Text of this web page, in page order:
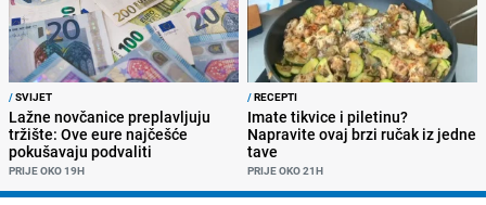
/SVIJET
Lažne novčanice preplavljuju
tržište: Ove eure najčešće
pokušavaju podvaliti
PRIJE OKO 19H
/RECEPTI
Imate tikvice i piletinu?
Napravite ovaj brzi ručak iz jedne
tave
PRIJE OKO 21H